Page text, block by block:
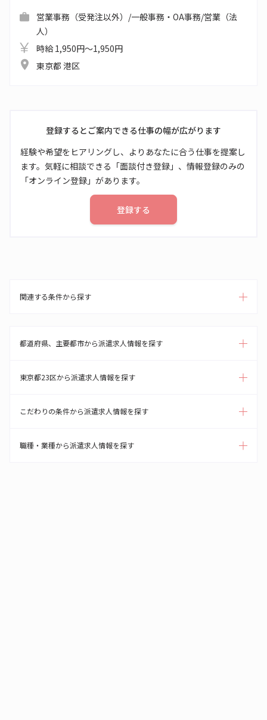
営業事務（受発注以外）/一般事務・OA事務/営業（法
人）
時給 1,950円～1,950円
東京都 港区
登録するとご案内できる仕事の幅が広がります
経験や希望をヒアリングし、よりあなたに合う仕事を提案し
ます。気軽に相談できる「面談付き登録」、情報登録のみの
「オンライン登録」があります。
登録する
関連する条件から探す
都道府県、主要都市から派遣求人情報を探す
東京都23区から派遣求人情報を探す
こだわりの条件から派遣求人情報を探す
職種・業種から派遣求人情報を探す